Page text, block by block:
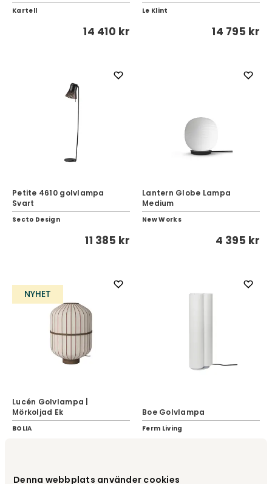
Denna webbplats använder cookies
Kartell
14 410 kr
Le Klint
14 795 kr
Petite 4610 golvlampa
Svart
Secto Design
11 385 kr
Lantern Globe Lampa
Medium
New Works
4 395 kr
NYHET
Lucén Golvlampa |
Mörkoljad Ek
BOLIA
Boe Golvlampa
Ferm Living